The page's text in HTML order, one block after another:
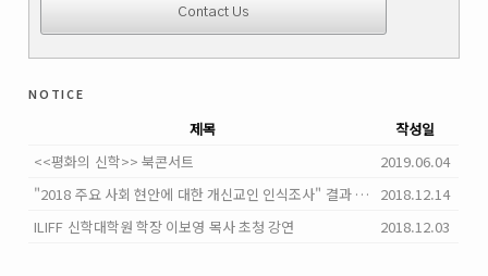
notice
제목
작성일
<<평화의 신학>> 북콘서트
2019.06.04
"2018 주요 사회 현안에 대한 개신교인 인식조사" 결과 발표
2018.12.14
ILIFF 신학대학원 학장 이보영 목사 초청 강연
2018.12.03